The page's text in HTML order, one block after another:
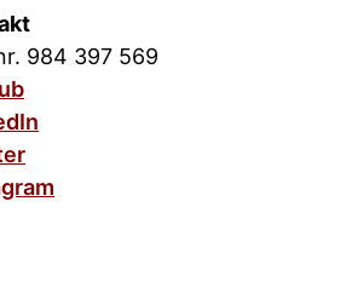
984 397 569